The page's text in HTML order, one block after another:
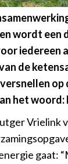
wordt een
iedereen
de
het woord:
Vrielink
gaat: